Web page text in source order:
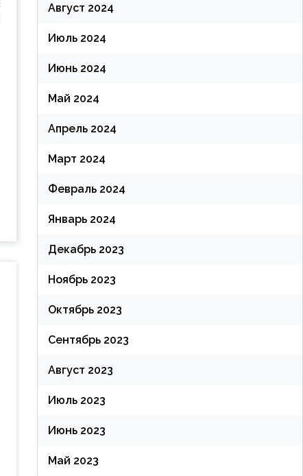
Август 2024
Июль 2024
Июнь 2024
Май 2024
Апрель 2024
Март 2024
Февраль 2024
Январь 2024
Декабрь 2023
Ноябрь 2023
Октябрь 2023
Сентябрь 2023
Август 2023
Июль 2023
Июнь 2023
Май 2023